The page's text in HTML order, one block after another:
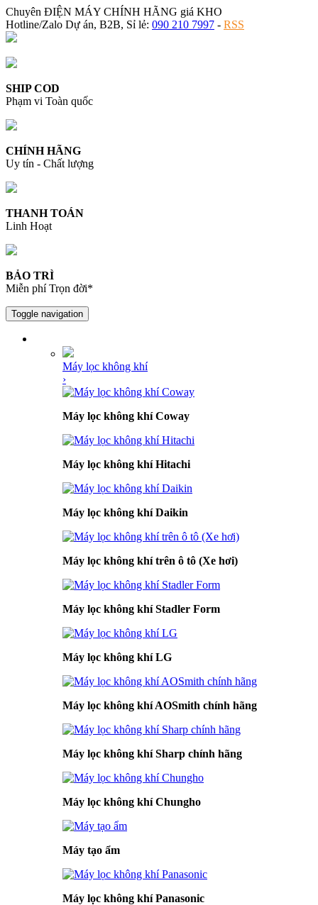
Chuyên ĐIỆN MÁY CHÍNH HÃNG giá KHO
Hotline/Zalo Dự án, B2B, Sỉ lẻ: 090 210 7997 - RSS
SHIP COD
Phạm vi Toàn quốc
CHÍNH HÃNG
Uy tín - Chất lượng
THANH TOÁN
Linh Hoạt
BẢO TRÌ
Miễn phí Trọn đời*
Toggle navigation
Máy lọc không khí
›
Máy lọc không khí Coway
Máy lọc không khí Hitachi
Máy lọc không khí Daikin
Máy lọc không khí trên ô tô (Xe hơi)
Máy lọc không khí Stadler Form
Máy lọc không khí LG
Máy lọc không khí AOSmith chính hãng
Máy lọc không khí Sharp chính hãng
Máy lọc không khí Chungho
Máy tạo ẩm
Máy lọc không khí Panasonic